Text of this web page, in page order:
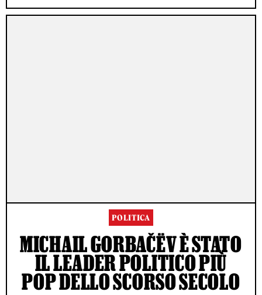
POLITICA
MICHAIL GORBAČËV È STATO
IL LEADER POLITICO PIÙ
POP DELLO SCORSO SECOLO